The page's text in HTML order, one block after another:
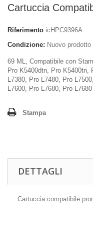
Cartuccia
Riferimento icHPC9396A
Condizione: Nuovo prodotto
69 ML, Compatibile con
Pro K5400dtn, Pro K5400tn,
L7380, Pro L7480, Pro
L7600, Pro L7680, Pro
Stampa
DETTAGLI
Cartuccia compatibile